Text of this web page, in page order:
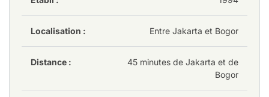
L'Emeralda Golf Club
dispose de l'un des meilleurs
spas du pays, avec des salles de soins dans les
vestiaires hommes et femmes. Le spa est un véritable
Localisation : Entre Jakarta et Bogor
Distance :
45 minutes de Jakarta et de
Bogor